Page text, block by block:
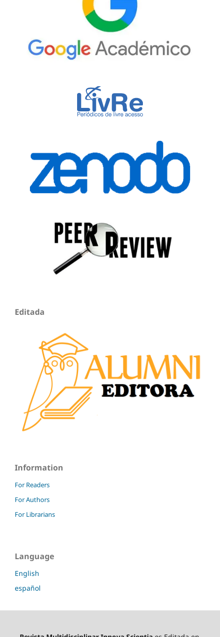
Editada
Information
For Readers
For Authors
For Librarians
Language
English
español